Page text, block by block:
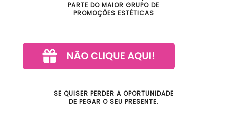
PARTE DO MAIOR GRUPO DE
PROMOÇÕES ESTÉTICAS
SE QUISER PERDER A OPORTUNIDADE
DE PEGAR O SEU PRESENTE.